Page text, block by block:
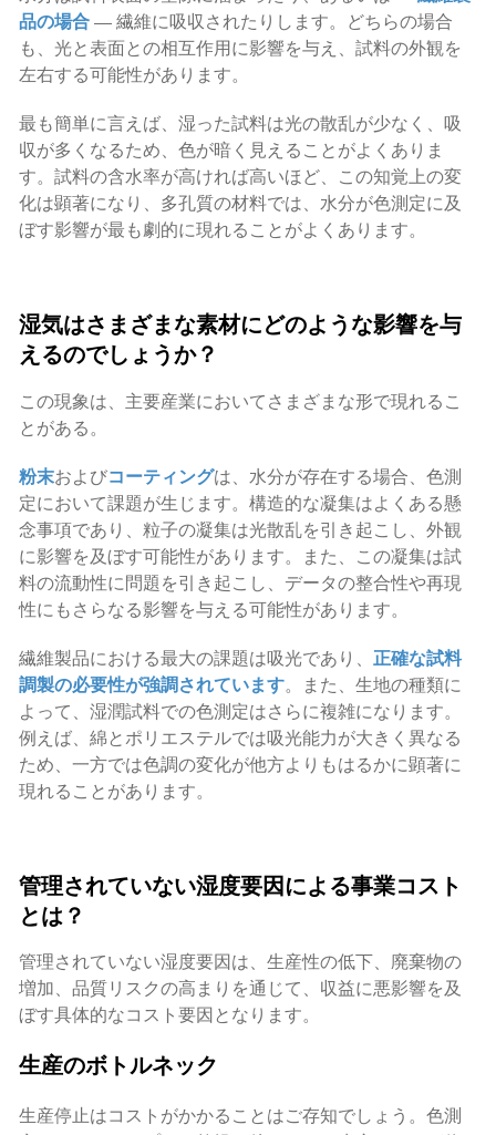
品の場合— 繊維に吸収されたりします。どちらの場合
も、光と表面との相互作用に影響を与え、試料の外観を
左右する可能性があります。
最も簡単に言えば、湿った試料は光の散乱が少なく、吸
収が多くなるため、色が暗く見えることがよくありま
す。試料の含水率が高ければ高いほど、この知覚上の変
化は顕著になり、多孔質の材料では、水分が色測定に及
ぼす影響が最も劇的に現れることがよくあります。
湿気はさまざまな素材にどのような影響を与
えるのでしょうか？
この現象は、主要産業においてさまざまな形で現れるこ
とがある。
粉末およびコーティングは、水分が存在する場合、色測
定において課題が生じます。構造的な凝集はよくある懸
念事項であり、粒子の凝集は光散乱を引き起こし、外観
に影響を及ぼす可能性があります。また、この凝集は試
料の流動性に問題を引き起こし、データの整合性や再現
性にもさらなる影響を与える可能性があります。
繊維製品における最大の課題は吸光であり、 正確な試料
調製の必要性が強調されています。また、生地の種類に
よって、湿潤試料での色測定はさらに複雑になります。
例えば、綿とポリエステルでは吸光能力が大きく異なる
ため、一方では色調の変化が他方よりもはるかに顕著に
現れることがあります。
管理されていない湿度要因による事業コスト
とは？
管理されていない湿度要因は、生産性の低下、廃棄物の
増加、品質リスクの高まりを通じて、収益に悪影響を及
ぼす具体的なコスト要因となります。
生産のボトルネック
生産停止はコストがかかることはご存知でしょう。色測